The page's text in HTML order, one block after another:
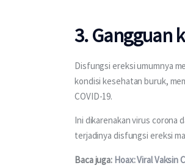
3. Gangguan
Disfungsi ereksi umumnya
kondisi kesehatan buruk,
COVID-19.
Ini dikarenakan virus corona
terjadinya disfungsi ereksi
Baca juga: Hoax: Viral Vaksin